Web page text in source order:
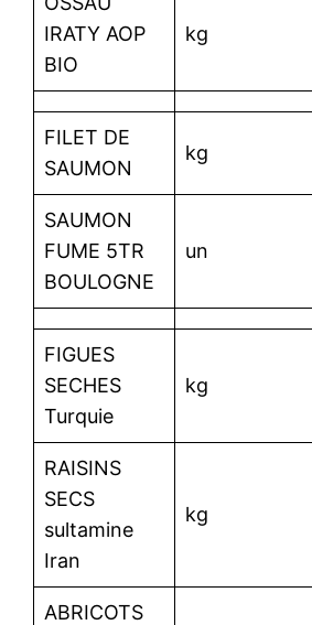
IRATY AOP
BIO
kg
FILET DE
SAUMON
kg
SAUMON
FUME 5TR
BOULOGNE
un
FIGUES
SECHES
Turquie
kg
RAISINS
SECS
sultamine
Iran
kg
ABRICOTS